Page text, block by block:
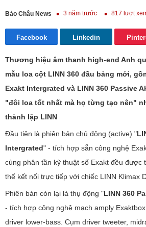
Bảo Châu News 3 năm trước 817 lượt
Facebook Linkedin
Thương hiệu âm thanh high-end Anh
mẫu loa cột LINN 360 đầu bảng mới,
Exakt Intergrated và LINN 360 Passive
"đôi loa tốt nhất mà họ từng tạo nên"
thành lập LINN
Đầu tiên là phiên bản chủ động (active) "
Intergrated" - tích hợp sẵn công nghệ
cùng phân tần kỹ thuật số Exakt đều được
thể kết nối trực tiếp với chiếc LINN Klimax
Phiên bản còn lại là thụ động "LINN 360
- tích hợp công nghệ mạch amply
driver lower-bass. Cụm driver tweeter,